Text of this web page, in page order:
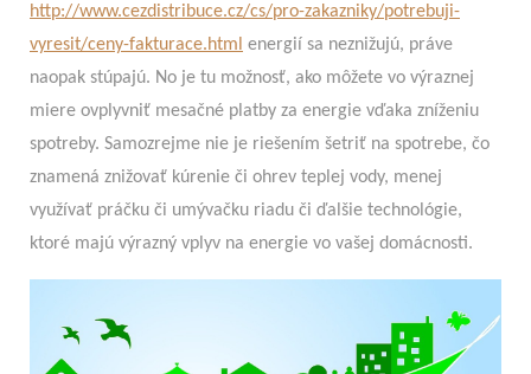
http://www.cezdistribuce.cz/cs/pro-zakazniky/potrebuji-
vyresit/ceny-fakturace.html energií sa neznižujú, práve
naopak stúpajú. No je tu možnosť, ako môžete vo výraznej
miere ovplyvniť mesačné platby za energie vďaka zníženiu
spotreby. Samozrejme nie je riešením šetriť na spotrebe, čo
znamená znižovať kúrenie či ohrev teplej vody, menej
využívať práčku či umývačku riadu či ďalšie technológie,
ktoré majú výrazný vplyv na energie vo vašej domácnosti.